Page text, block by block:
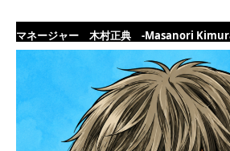
マネージャー 木村正典 -Masanori